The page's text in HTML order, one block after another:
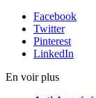
Facebook
Twitter
Pinterest
LinkedIn
En voir plus